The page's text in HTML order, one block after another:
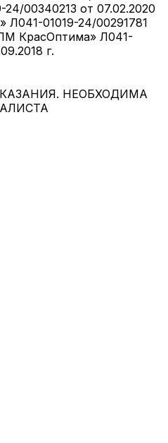
00340213 от 07.02.2020
Л041-01019-24/00291781
КрасОптима» Л041-
г.
НЕОБХОДИМА